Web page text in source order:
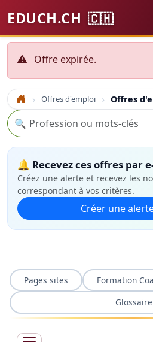
EDUCH.CH 🇨🇭
Offre expirée.
Accueil Offres d'emploi Offres
Recherche
🔍
🔔 Recevez ces offres par
Créez une alerte et recevez les
correspondant à vos critères.
Créer une
Pages sites Formation
Glossaire